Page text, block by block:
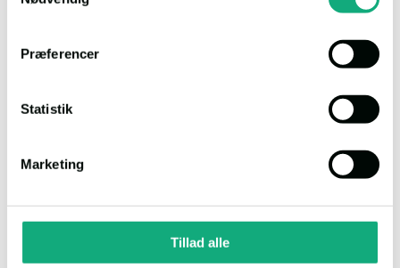
Præferencer
Statistik
Marketing
Tillad alle
Auktion
1
12.08.2026, 9.00
Ejendomsværdi